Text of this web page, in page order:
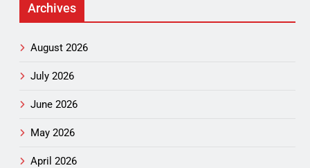
Archives
August 2026
July 2026
June 2026
May 2026
April 2026